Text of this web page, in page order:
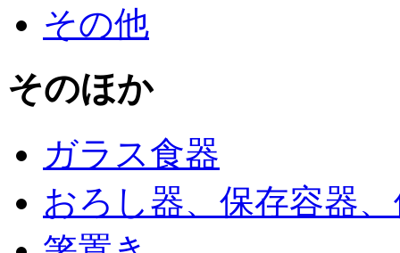
その他
そのほか
ガラス食器
おろし器、保存容器